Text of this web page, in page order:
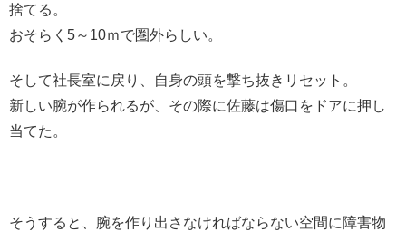
捨てる。
おそらく5～10ｍで圏外らしい。
そして社長室に戻り、自身の頭を撃ち抜きリセット。
新しい腕が作られるが、その際に佐藤は傷口をドアに押し
当てた。
そうすると、腕を作り出さなければならない空間に障害物